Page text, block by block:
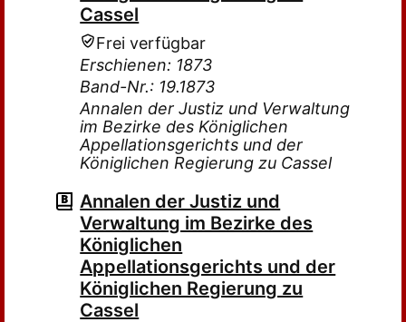
Cassel
Frei verfügbar
Erschienen: 1873
Band-Nr.: 19.1873
Annalen der Justiz und Verwaltung
im Bezirke des Königlichen
Appellationsgerichts und der
Königlichen Regierung zu Cassel
Annalen der Justiz und
Verwaltung im Bezirke des
Königlichen
Appellationsgerichts und der
Königlichen Regierung zu
Cassel